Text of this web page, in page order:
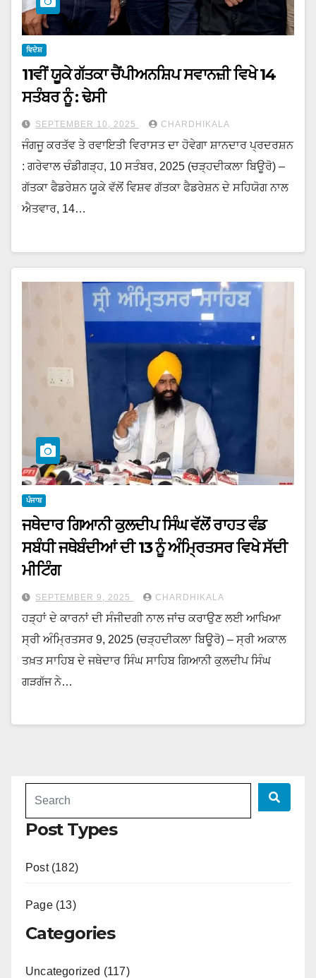
ਵਿਦੇਸ਼
11ਵੀਂ ਯੂਕੇ ਗੱਤਕਾ ਚੈਂਪੀਅਨਸ਼ਿਪ ਸਵਾਨਜ਼ੀ ਵਿਖੇ 14
ਸਤੰਬਰ ਨੂੰ : ਢੇਸੀ
SEPTEMBER 10, 2025 CHARDHIKALA
ਜੰਗਜੂ ਕਰਤੱਵ ਤੇ ਰਵਾਇਤੀ ਵਿਰਾਸਤ ਦਾ ਹੋਵੇਗਾ ਸ਼ਾਨਦਾਰ ਪ੍ਰਦਰਸ਼ਨ
: ਗਰੇਵਾਲ ਚੰਡੀਗੜ੍ਹ, 10 ਸਤੰਬਰ, 2025 (ਚੜ੍ਹਦੀਕਲਾ ਬਿਊਰੋ) –
ਗੱਤਕਾ ਫੈਡਰੇਸ਼ਨ ਯੂਕੇ ਵੱਲੋਂ ਵਿਸ਼ਵ ਗੱਤਕਾ ਫੈਡਰੇਸ਼ਨ ਦੇ ਸਹਿਯੋਗ ਨਾਲ
ਐਤਵਾਰ, 14…
ਪੰਜਾਬ
ਜਥੇਦਾਰ ਗਿਆਨੀ ਕੁਲਦੀਪ ਸਿੰਘ ਵੱਲੋਂ ਰਾਹਤ ਵੰਡ
ਸਬੰਧੀ ਜਥੇਬੰਦੀਆਂ ਦੀ 13 ਨੂੰ ਅੰਮ੍ਰਿਤਸਰ ਵਿਖੇ ਸੱਦੀ
ਮੀਟਿੰਗ
SEPTEMBER 9, 2025 CHARDHIKALA
ਹੜ੍ਹਾਂ ਦੇ ਕਾਰਨਾਂ ਦੀ ਸੰਜੀਦਗੀ ਨਾਲ ਜਾਂਚ ਕਰਾਉਣ ਲਈ ਆਖਿਆ
ਸ੍ਰੀ ਅੰਮ੍ਰਿਤਸਰ 9, 2025 (ਚੜ੍ਹਦੀਕਲਾ ਬਿਊਰੋ) – ਸ੍ਰੀ ਅਕਾਲ
ਤਖ਼ਤ ਸਾਹਿਬ ਦੇ ਜਥੇਦਾਰ ਸਿੰਘ ਸਾਹਿਬ ਗਿਆਨੀ ਕੁਲਦੀਪ ਸਿੰਘ
ਗੜਗੱਜ ਨੇ…
Post Types
Post (182)
Page (13)
Categories
Uncategorized (117)